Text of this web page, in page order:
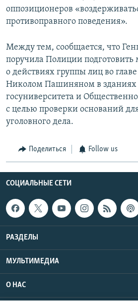
оппозиционеров
противоправного поведения».
Между тем, сообщается, что
поручила Полиции подготовить
о действиях группы лиц во
Николом Пашиняном в зданиях
госуниверситета и
с целью проверки оснований
уголовного дела.
Поделиться Follow us
СОЦИАЛЬНЫЕ СЕТИ
РАЗДЕЛЫ
МУЛЬТИМЕДИА
О НАС